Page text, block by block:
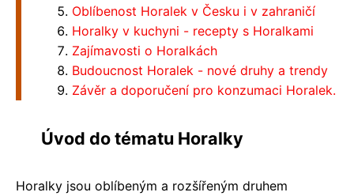
Oblíbenost Horalek v Česku i v zahraničí
Horalky v kuchyni - recepty s Horalkami
Zajímavosti o Horalkách
Budoucnost Horalek - nové druhy a trendy
Závěr a doporučení pro konzumaci Horalek.
Úvod do tématu Horalky
Horalky jsou oblíbeným a rozšířeným druhem